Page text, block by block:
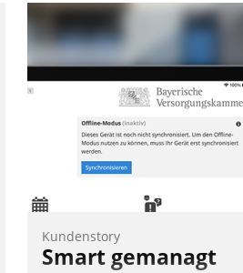
zuverlässig und leicht
Die monatlichen Mitteilungen
Heizungs- und
automatisiert, vollständig
Wunsch über mehrere
Kommunikationswege bei den
Empfängern ein.
Nadja Hußmann
Kundenstory
Smart gemanagt